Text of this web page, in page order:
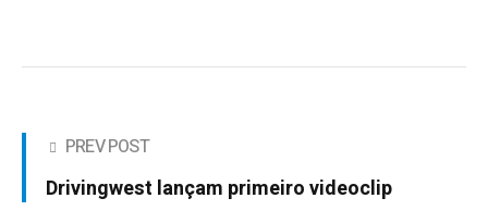
PREV POST
Drivingwest lançam primeiro videoclip